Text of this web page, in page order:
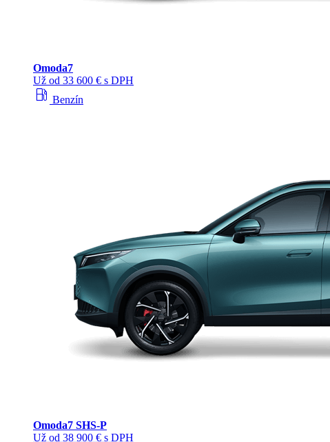
Omoda7
Už od 33 600 € s DPH
local_gas_station Benzín
Omoda7 SHS-P
Už od 38 900 € s DPH